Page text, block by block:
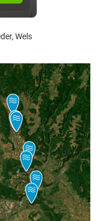
Wels